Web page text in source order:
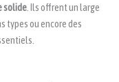
solide . Ils offrent un large
types ou encore des